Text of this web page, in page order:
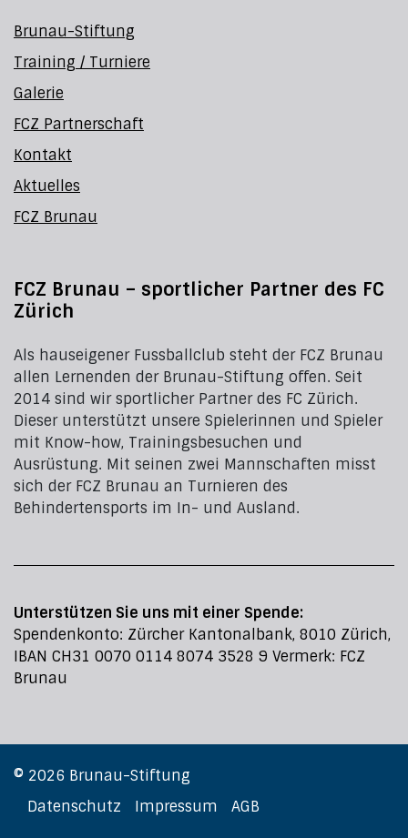
Brunau-Stiftung
Training / Turniere
Galerie
FCZ Partnerschaft
Kontakt
Aktuelles
FCZ Brunau
FCZ Brunau – sportlicher Partner des FC
Zürich
Als hauseigener Fussballclub steht der FCZ Brunau
allen Lernenden der Brunau-Stiftung offen. Seit
2014 sind wir sportlicher Partner des FC Zürich.
Dieser unterstützt unsere Spielerinnen und Spieler
mit Know-how, Trainingsbesuchen und
Ausrüstung. Mit seinen zwei Mannschaften misst
sich der FCZ Brunau an Turnieren des
Behindertensports im In- und Ausland.
Unterstützen Sie uns mit einer Spende:
Spendenkonto: Zürcher Kantonalbank, 8010 Zürich,
IBAN CH31 0070 0114 8074 3528 9 Vermerk: FCZ
Brunau
© 2026 Brunau-Stiftung
Datenschutz
Impressum AGB